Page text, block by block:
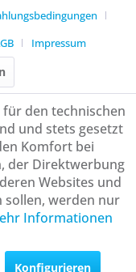
Impressum
für den technischen
und stets gesetzt
Komfort bei
der Direktwerbung
Websites und
sollen, werden nur
Informationen
Konfigurieren